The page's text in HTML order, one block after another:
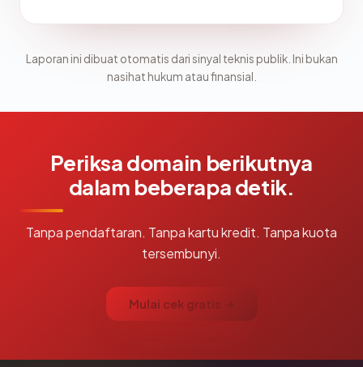
Laporan ini dibuat otomatis dari sinyal teknis publik. Ini bukan
nasihat hukum atau finansial.
Periksa domain berikutnya
dalam beberapa detik.
Tanpa pendaftaran. Tanpa kartu kredit. Tanpa kuota
tersembunyi.
Mulai cek gratis →